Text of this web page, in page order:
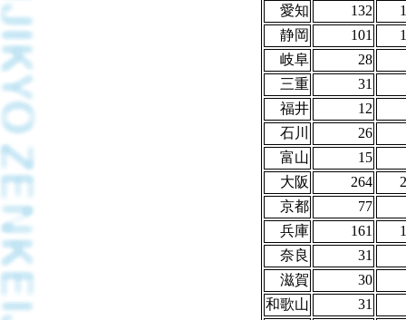
愛知
132
静岡
101
岐阜
28
三重
31
福井
12
石川
26
富山
15
大阪
264
京都
77
兵庫
161
奈良
31
滋賀
30
和歌山
31